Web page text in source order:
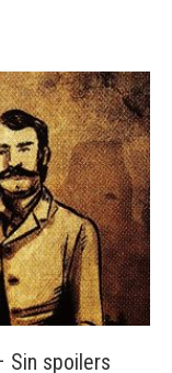
Sin spoilers